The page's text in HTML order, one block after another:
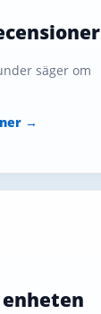
säger om
→